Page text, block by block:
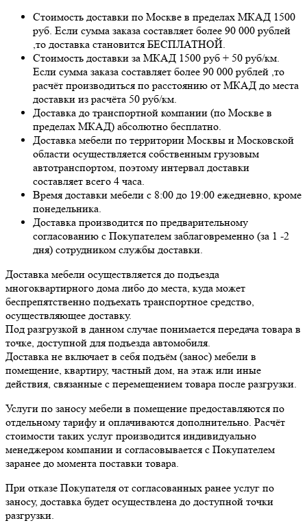
Стоимость доставки по Москве в пределах МКАД 1500
руб. Если сумма заказа составляет более 90 000 рублей
,то доставка становится БЕСПЛАТНОЙ.
Стоимость доставки за МКАД 1500 руб + 50 руб/км.
Если сумма заказа составляет более 90 000 рублей ,то
расчёт производиться по расстоянию от МКАД до места
доставки из расчёта 50 руб/км.
Доставка до транспортной компании (по Москве в
пределах МКАД) абсолютно бесплатно.
Доставка мебели по территории Москвы и Московской
области осуществляется собственным грузовым
автотранспортом, поэтому интервал доставки
составляет всего 4 часа.
Время доставки мебели с 8:00 до 19:00 ежедневно, кроме
понедельника.
Доставка производится по предварительному
согласованию с Покупателем заблаговременно (за 1 -2
дня) сотрудником службы доставки.
Доставка мебели осуществляется до подъезда
многоквартирного дома либо до места, куда может
беспрепятственно подъехать транспортное средство,
осуществляющее доставку.
Под разгрузкой в данном случае понимается передача товара в
точке, доступной для подъезда автомобиля.
Доставка не включает в себя подъём (занос) мебели в
помещение, квартиру, частный дом, на этаж или иные
действия, связанные с перемещением товара после разгрузки.
Услуги по заносу мебели в помещение предоставляются по
отдельному тарифу и оплачиваются дополнительно. Расчёт
стоимости таких услуг производится индивидуально
менеджером компании и согласовывается с Покупателем
заранее до момента поставки товара.
При отказе Покупателя от согласованных ранее услуг по
заносу, доставка будет осуществлена до доступной точки
разгрузки.